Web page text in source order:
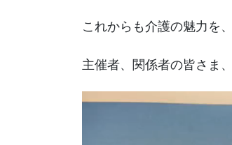
これからも介護の魅力を
主催者、関係者の皆さま